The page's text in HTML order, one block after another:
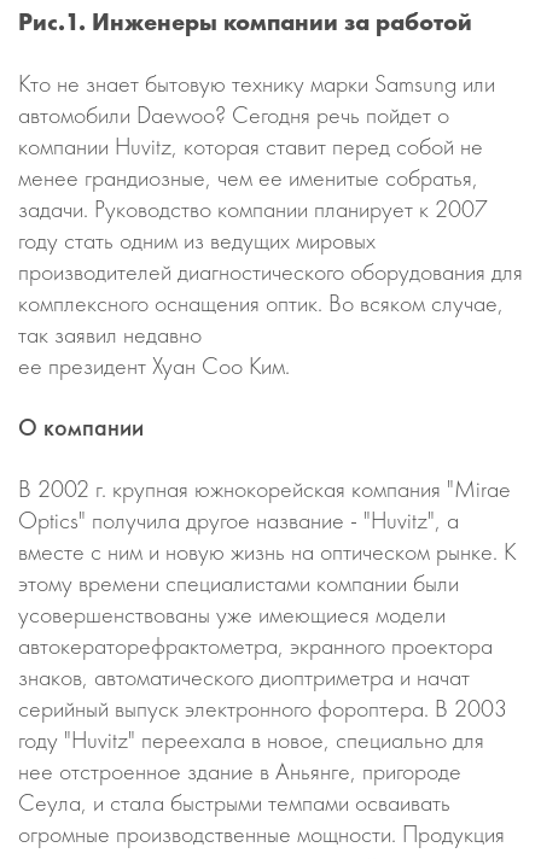
Рис.1. Инженеры компании за работой
Кто не знает бытовую технику марки Samsung или
автомобили Daewoo? Сегодня речь пойдет о
компании Huvitz, которая ставит перед собой не
менее грандиозные, чем ее именитые собратья,
задачи. Руководство компании планирует к 2007
году стать одним из ведущих мировых
производителей диагностического оборудования для
комплексного оснащения оптик. Во всяком случае,
так заявил недавно
ее президент Хуан Соо Ким.
О компании
В 2002 г. крупная южнокорейская компания "Mirae
Optics" получила другое название - "Huvitz", а
вместе с ним и новую жизнь на оптическом рынке. К
этому времени специалистами компании были
усовершенствованы уже имеющиеся модели
автокераторефрактометра, экранного проектора
знаков, автоматического диоптриметра и начат
серийный выпуск электронного фороптера. В 2003
году "Huvitz" переехала в новое, специально для
нее отстроенное здание в Аньянге, пригороде
Сеула, и стала быстрыми темпами осваивать
огромные производственные мощности. Продукция